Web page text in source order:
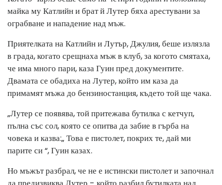
майка му Катлийн и брат й Лутер бяха арестувани за
ограбване и нападение над мъж.
Приятелката на Катлийн и Лутър, Джулия, беше излязла
в града, когато срещнаха мъж в клуб, за когото смятаха,
че има много пари, каза Гуин пред документите.
Двамата се обадиха на Лутер, който им каза да
примамят мъжа до бензиностанция, където той ще чака.
„Лутер се появява, той притежава бутилка с кетчуп,
пълна със сол, която се опитва да забие в гърба на
човека и казва:„ Това е пистолет, покрих те, дай ми
парите си “, Гуин казах.
Но мъжът разбрал, че не е истински пистолет и започнал